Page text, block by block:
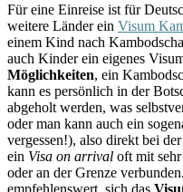
Für eine Einreise ist für
weitere Länder ein Visum
einem Kind nach
auch Kinder ein eigenes
Möglichkeiten, ein
kann es persönlich in der
abgeholt werden, was
oder man kann auch ein
vergessen!), also direkt bei
ein Visa on arrival oft mit
oder an der Grenze
empfehlenswert, sich das